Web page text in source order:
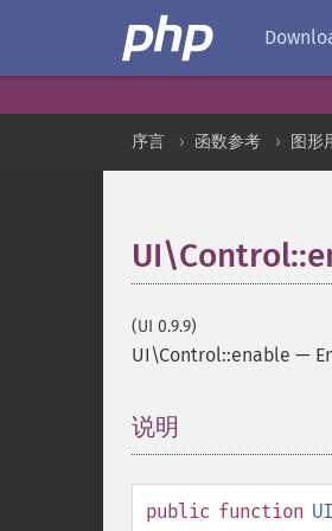
序言 函数参考 图形
(UI 0.9.9)
UI\Control::enable —
说明
public function